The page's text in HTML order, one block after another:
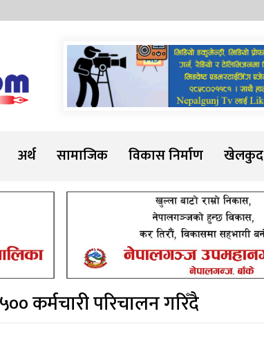
Sadarline
अर्थ सामाजिक विकास निर्माण खेलकुद
कर्मचारी परिचालन गरिँदै